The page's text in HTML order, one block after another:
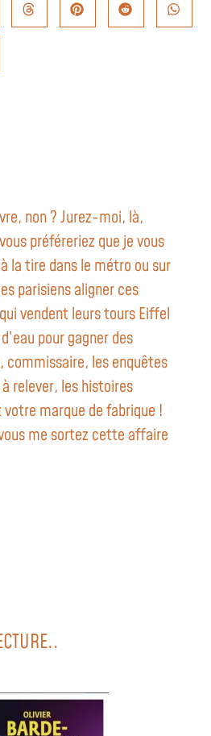
non ? Jurez-moi, là,
préféreriez que je vous
la tire dans le métro ou sur
parisiens aligner ces
vendent leurs tours Eiffel
pour gagner des
commissaire, les enquêtes
relever, les histoires
marque de fabrique !
me sortez cette affaire